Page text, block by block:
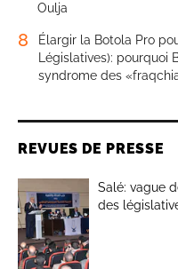
Oulja
8
Élargir la Botola Pro
Législatives):
syndrome des
REVUES DE PRESSE
Salé: vague
des